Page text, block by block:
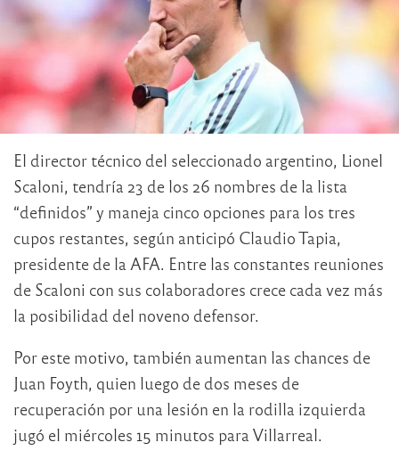
El director técnico del seleccionado argentino, Lionel
Scaloni, tendría 23 de los 26 nombres de la lista
“definidos” y maneja cinco opciones para los tres
cupos restantes, según anticipó Claudio Tapia,
presidente de la AFA. Entre las constantes reuniones
de Scaloni con sus colaboradores crece cada vez más
la posibilidad del noveno defensor.
Por este motivo, también aumentan las chances de
Juan Foyth, quien luego de dos meses de
recuperación por una lesión en la rodilla izquierda
jugó el miércoles 15 minutos para Villarreal.